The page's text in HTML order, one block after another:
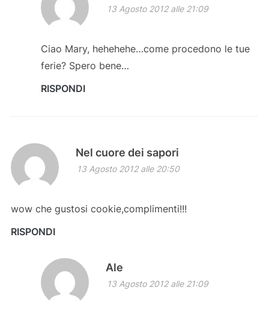
13 Agosto 2012 alle 21:09
Ciao Mary, hehehehe…come procedono le tue
ferie? Spero bene…
RISPONDI
Nel cuore dei sapori
13 Agosto 2012 alle 20:50
wow che gustosi cookie,complimenti!!!
RISPONDI
Ale
13 Agosto 2012 alle 21:09